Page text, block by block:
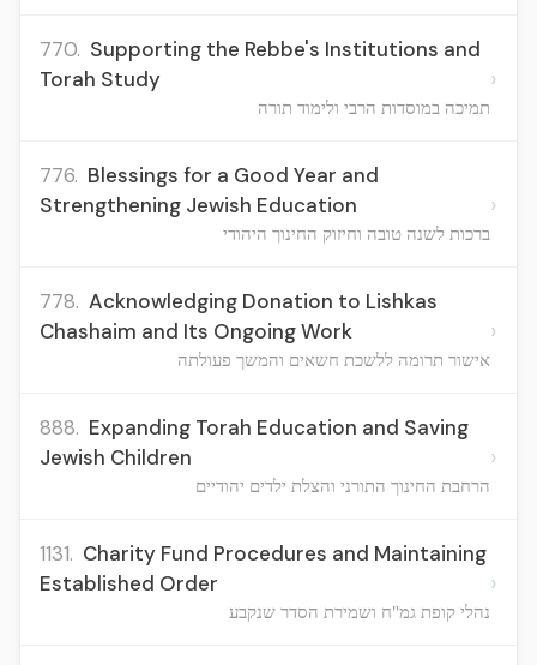
770. Supporting the Rebbe's Institutions and
Torah Study
תמיכה במוסדות הרבי ולימוד תורה
›
776. Blessings for a Good Year and
Strengthening Jewish Education
ברכות לשנה טובה וחיזוק החינוך היהודי
›
778. Acknowledging Donation to Lishkas
Chashaim and Its Ongoing Work
אישור תרומה ללשכת חשאים והמשך פעולתה
›
888. Expanding Torah Education and Saving
Jewish Children
הרחבת החינוך התורני והצלת ילדים יהודיים
›
1131. Charity Fund Procedures and Maintaining
Established Order
נהלי קופת גמ"ח ושמירת הסדר שנקבע
›